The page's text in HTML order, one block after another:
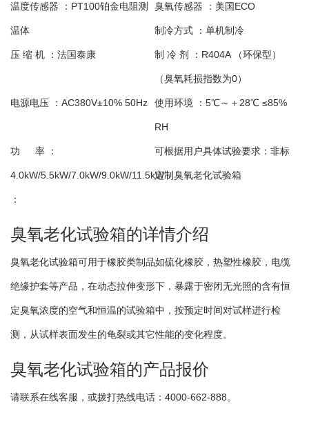
温度传感器 ： PT100铂金电阻测
温体
臭氧传感器 ： 美国ECO
制冷方式 ： 单机制冷
压 缩 机 ： 法国泰康 制 冷 剂 ： R404A （环保型）
（臭氧耗损指数为0）
电源电压 ： AC380V±10% 50Hz 使用环境 ： 5℃～＋28℃ ≤85%
RH
功 率 ：
4.0kW/5.5kW/7.0kW/9.0kW/11.5kW
可根据用户具体试验要求： 非标
定制臭氧老化试验箱
：
臭氧老化试验箱的详情介绍
臭氧老化试验箱可用于橡胶类制品如硫化橡胶，热塑性橡胶，电缆
绝缘护套等产品，在动态拉伸变形下，暴露于密闭无光照的含有恒
定臭氧浓度的空气和恒温的试验箱中，按预定时间对试样进行检
测，从试样表面发生的龟裂或其它性能的变化程度。
臭氧老化试验箱的产品报价
请联系在线客服，或拨打热线电话：4000-662-888。